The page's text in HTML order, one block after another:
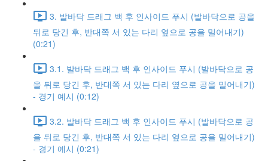
3. 발바닥 드래그 백 후 인사이드 푸시 (발바닥으로 공을
뒤로 당긴 후, 반대쪽 서 있는 다리 옆으로 공을 밀어내기)
(0:21)
3.1. 발바닥 드래그 백 후 인사이드 푸시 (발바닥으로 공
을 뒤로 당긴 후, 반대쪽 서 있는 다리 옆으로 공을 밀어내기)
- 경기 예시 (0:12)
3.2. 발바닥 드래그 백 후 인사이드 푸시 (발바닥으로 공
을 뒤로 당긴 후, 반대쪽 서 있는 다리 옆으로 공을 밀어내기)
- 경기 예시 (0:21)